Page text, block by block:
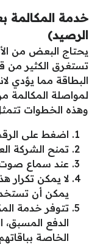
خدمة المكالمة
الرصيد)
يحتاج البعض من
تستغرق الكثير من
البطاقة مما يؤدي
لمواصلة المكالمة
وهذه الخطوات
اضغط على
تمنح الشركة
عند سماع صوت
لا يمكن تكرار
يمكن أن
تتوفر خدمة
الدفع المسبق،
الخاصة